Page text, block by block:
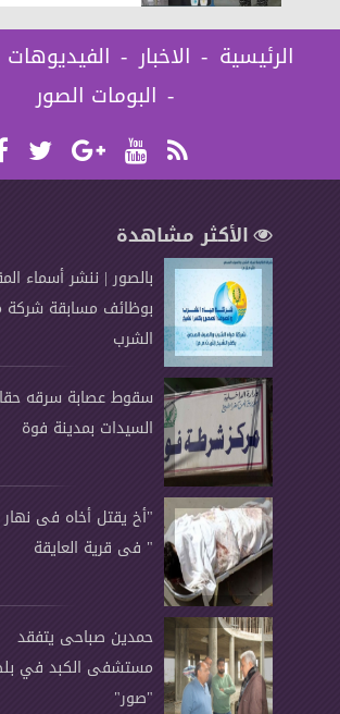
الرئيسية الاخبار الفيديوهات
البومات الصور
الأكثر مشاهدة
بالصور | ننشر أسماء
بوظائف مسابقة شركة
الشرب
سقوط عصابة سرقه
السيدات بمدينة فوة
"أخ يقتل أخاه فى
" فى قرية العايقة
حمدين صباحى يتفقد
مستشفى الكبد في
"صور"